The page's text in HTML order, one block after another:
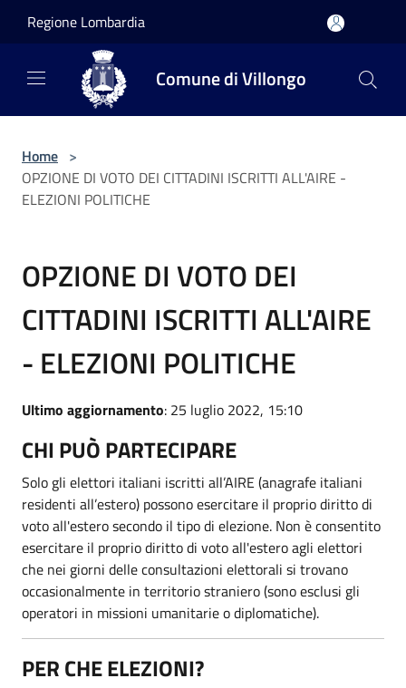
Regione Lombardia
Comune di Villongo
Home >
OPZIONE DI VOTO DEI CITTADINI ISCRITTI ALL'AIRE -
ELEZIONI POLITICHE
OPZIONE DI VOTO DEI
CITTADINI ISCRITTI ALL'AIRE
- ELEZIONI POLITICHE
Ultimo aggiornamento: 25 luglio 2022, 15:10
CHI PUÒ PARTECIPARE
Solo gli elettori italiani iscritti all’AIRE (anagrafe italiani
residenti all’estero) possono esercitare il proprio diritto di
voto all'estero secondo il tipo di elezione. Non è consentito
esercitare il proprio diritto di voto all'estero agli elettori
che nei giorni delle consultazioni elettorali si trovano
occasionalmente in territorio straniero (sono esclusi gli
operatori in missioni umanitarie o diplomatiche).
PER CHE ELEZIONI?